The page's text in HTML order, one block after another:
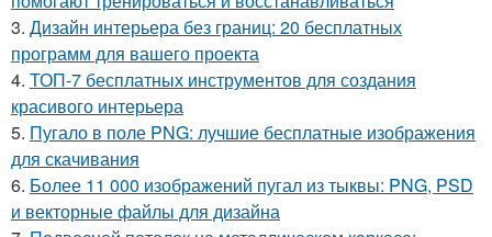
3. Дизайн интерьера без границ: 20 бесплатных
программ для вашего проекта
4. ТОП-7 бесплатных инструментов для создания
красивого интерьера
5. Пугало в поле PNG: лучшие бесплатные изображения
для скачивания
6. Более 11 000 изображений пугал из тыквы: PNG, PSD
и векторные файлы для дизайна